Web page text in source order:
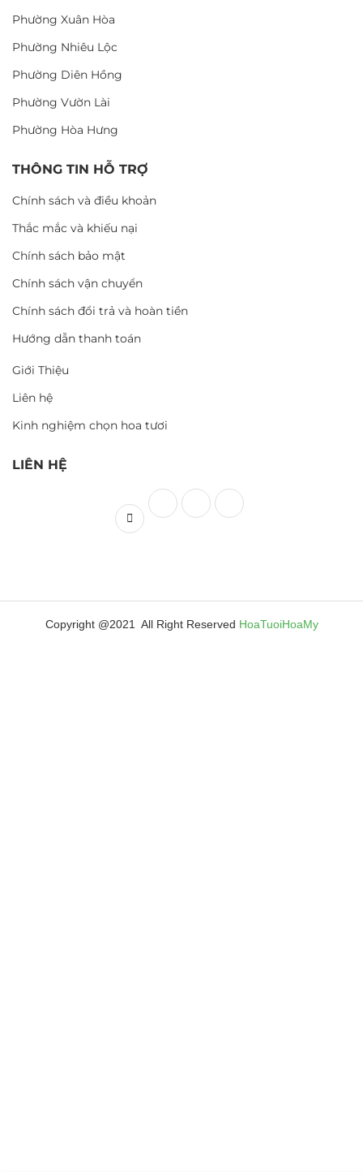
Phường Xuân Hòa
Phường Nhiêu Lộc
Phường Diên Hồng
Phường Vườn Lài
Phường Hòa Hưng
THÔNG TIN HỖ TRỢ
Chính sách và điều khoản
Thắc mắc và khiếu nại
Chính sách bảo mật
Chính sách vận chuyển
Chính sách đổi trả và hoàn tiền
Hướng dẫn thanh toán
Giới Thiệu
Liên hệ
Kinh nghiệm chọn hoa tươi
LIÊN HỆ
Copyright @2021 All Right Reserved HoaTuoiHoaMy